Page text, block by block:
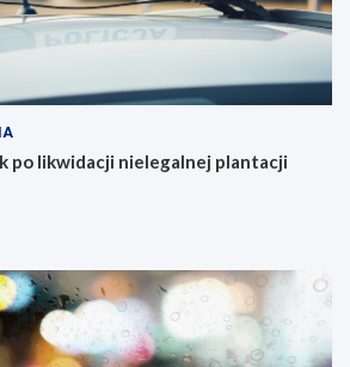
po likwidacji nielegalnej plantacji